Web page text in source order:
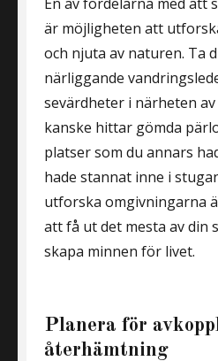
är möjligheten att
och njuta av naturen. Ta
närliggande
sevärdheter i närheten
kanske hittar gömda
platser som du annars
hade stannat inne i
utforska omgivningarna
att få ut det mesta av din
skapa minnen för livet.
Planera för
återhämtning